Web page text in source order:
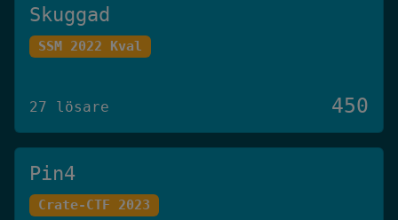
Skuggad
SSM 2022 Kval
27 lösare 450
Pin4
Crate-CTF 2023